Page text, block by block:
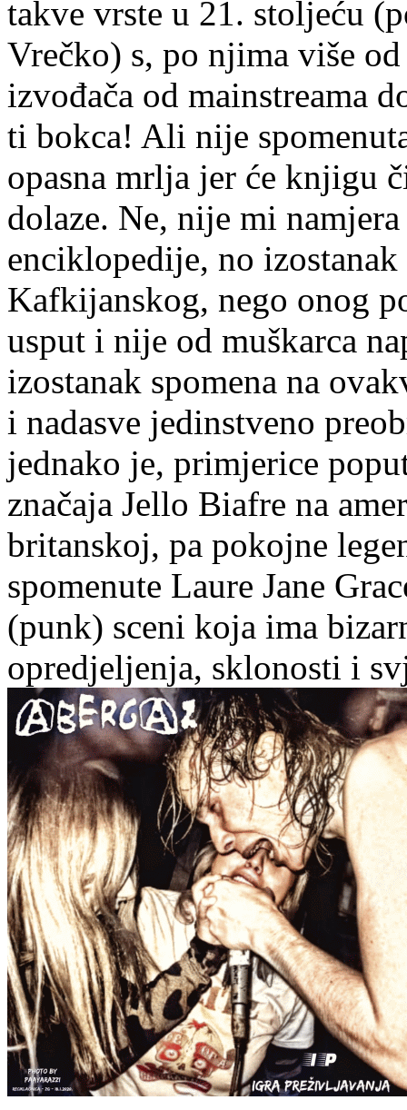
takve vrste u 21. stoljeću
Vrečko) s, po njima više
izvođača od mainstreama
ti bokca! Ali nije
opasna mrlja jer će knjigu
dolaze. Ne, nije mi
enciklopedije, no
Kafkijanskog, nego onog
usput i nije od muškarca
izostanak spomena na
i nadasve jedinstveno
jednako je, primjerice
značaja Jello Biafre na
britanskoj, pa pokojne
spomenute Laure Jane
(punk) sceni koja ima
opredjeljenja, sklonosti i